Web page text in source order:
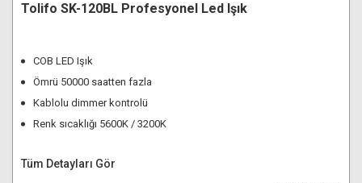
Tolifo SK-120BL Profesyonel Led Işık
COB LED Işık
Ömrü 50000 saatten fazla
Kablolu dimmer kontrolü
Renk sıcaklığı 5600K / 3200K
Tüm Detayları Gör